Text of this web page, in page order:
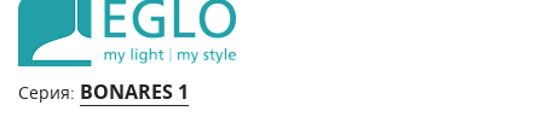
Серия: BONARES 1